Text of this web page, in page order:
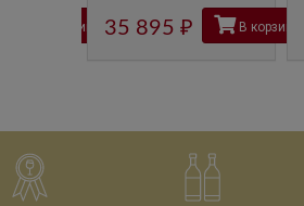
В корзину 35 895 рубВ корзину